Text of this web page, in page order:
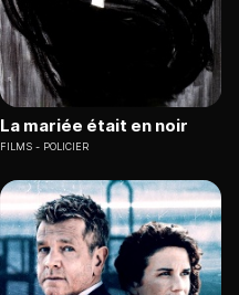
La mariée était en noir
FILMS POLICIER